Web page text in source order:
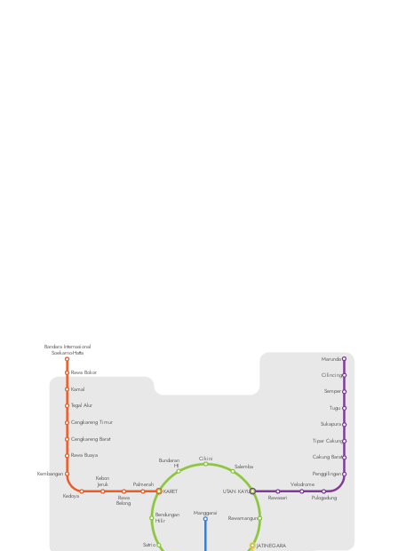
Bandara Internasional
Soekarno-Hatta
Rawa Bokor
Kamal
Tegal Alur
Cengkareng Timur
Cengkareng Barat
Rawa Buaya
Kembangan
Kedoya
Kebon
Jeruk
Rawa
Belong
Palmerah
Manggarai
Marunda
Cilincing
Semper
Tugu
Sukapura
Tipar Cakung
Pulogadung
Penggilingan
Velodrome
Rawasari
Cakung Barat
Satrio
Bendungan
Hilir
KARET
Bundaran
HI
Cikini
Salemba
UTAN KAYU
Rawamangun
JATINEGARA